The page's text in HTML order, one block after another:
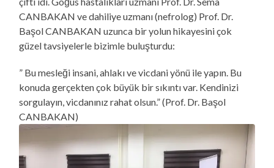
CANBAKAN ve dahiliye uzmanı (nefrolog) Prof. Dr.
Başol CANBAKAN uzunca bir yolun hikayesini çok
güzel tavsiyelerle bizimle buluşturdu:
” Bu mesleği insani, ahlakı ve vicdani yönü ile yapın. Bu
konuda gerçekten çok büyük bir sıkıntı var. Kendinizi
sorgulayın, vicdanınız rahat olsun.” (Prof. Dr. Başol
CANBAKAN)